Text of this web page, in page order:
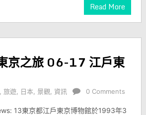
Read More
京之旅 06-17 江戶東
旅遊, 日本, 景觀 資訊 0 Comments
13東京都江戶東京博物館於1993年3